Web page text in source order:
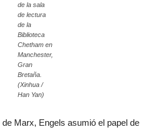
de la sala
de lectura
de la
Biblioteca
Chetham en
Manchester,
Gran
Bretaña.
(Xinhua /
Han Yan)
Marx, Engels asumió el papel de